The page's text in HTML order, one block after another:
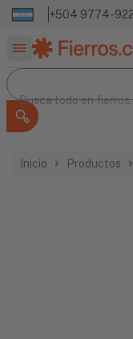
+504 9774-
Buscar productos
Busca todo en
Busca todo en
Inicio Productos